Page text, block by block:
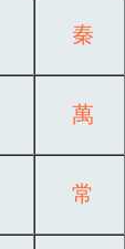
秦
萬
常